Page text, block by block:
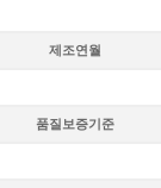
제조연월
품질보증기준